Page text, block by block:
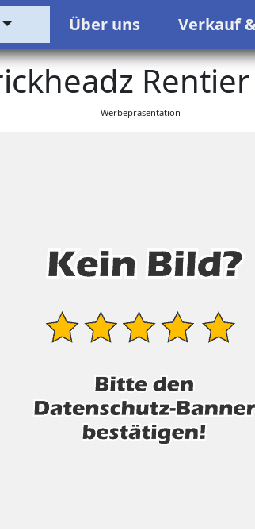
Über uns Verkauf
Werbepräsentation